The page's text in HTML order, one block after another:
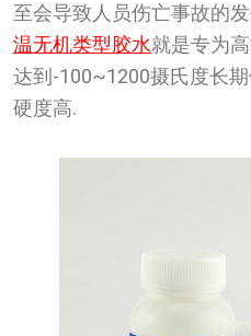
至会导致人员伤亡事故的
温无机类型胶水就是专为
达到-100~1200摄氏度长
硬度高.